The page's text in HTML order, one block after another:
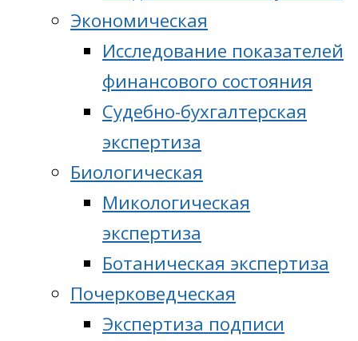
Экономическая
Исследование показателей
финансового состояния
Судебно-бухгалтерская
экспертиза
Биологическая
Микологическая
экспертиза
Ботаническая экспертиза
Почерковедческая
Экспертиза подписи